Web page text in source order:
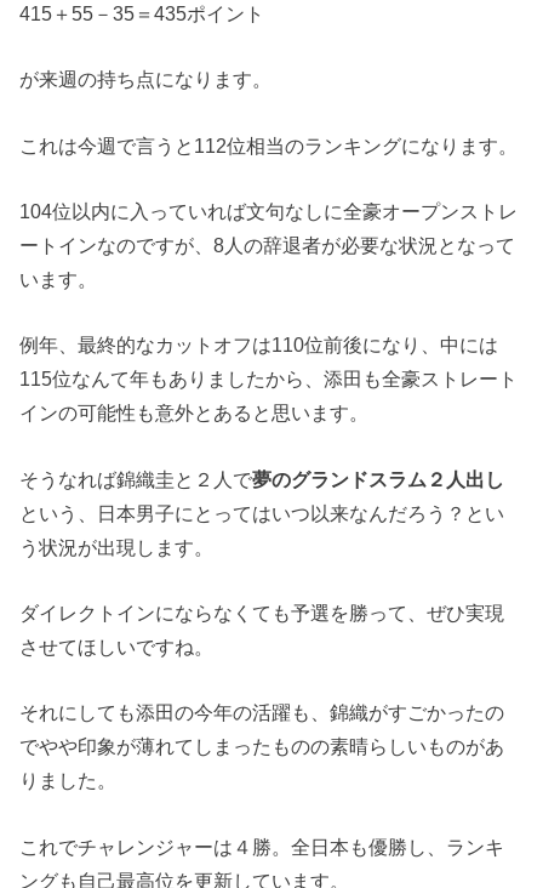
415＋55－35＝435ポイント
が来週の持ち点になります。
これは今週で言うと112位相当のランキングになります。
104位以内に入っていれば文句なしに全豪オープンストレ
ートインなのですが、8人の辞退者が必要な状況となって
います。
例年、最終的なカットオフは110位前後になり、中には
115位なんて年もありましたから、添田も全豪ストレート
インの可能性も意外とあると思います。
そうなれば錦織圭と２人で夢のグランドスラム２人出し
という、日本男子にとってはいつ以来なんだろう？とい
う状況が出現します。
ダイレクトインにならなくても予選を勝って、ぜひ実現
させてほしいですね。
それにしても添田の今年の活躍も、錦織がすごかったの
でやや印象が薄れてしまったものの素晴らしいものがあ
りました。
これでチャレンジャーは４勝。全日本も優勝し、ランキ
ングも自己最高位を更新しています。